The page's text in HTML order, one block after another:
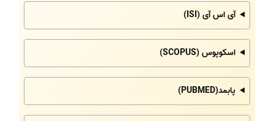
آی اس آی (ISI)
اسکوپوس (SCOPUS)
پابمد(PUBMED)